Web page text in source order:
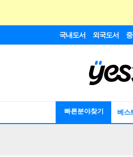
국내도서 외국도서
빠른분야찾기 베스